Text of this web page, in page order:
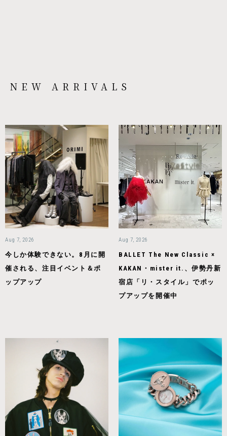
NEW ARRIVALS
Aug 7, 2026
今しか体験できない。8月に開
催される、注目イベント＆ポ
ップアップ
Aug 7, 2026
BALLET The New Classic ×
KAKAN・mister it.、伊勢丹新
宿店「リ・スタイル」でポッ
プアップを開催中